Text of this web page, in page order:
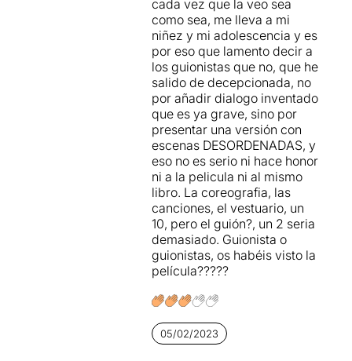
son merecedoras de todos
los aplausos de la platea.
Una de las escenas más
memorables es la del baile
del instituto, que hace
disfrutar lo más al público.
Aunque con algunos altos y
bajos, y algunos aspectos
mejorables, es un musical
agradecido de ver, que
hacer pasar un buen rato y
que, sin poderlo evitar, hará
que la banda sonora quede
en la cabeza de las
espectadoras durante días y
días. Solo por eso, ya vale la
pena.
más exitosas de toda la
función. A todo esto, añadir
la música en directo, un
aspecto que podría parecer
imprescindible pero que no
siempre lo es.
Allá donde quizásGrease
encalla algo más es en la
parte interpretativa. Creo
que el conjunto funciona
como tal, apostando por el
tono de parodia que la obra
necesita pero que quizás no
todos los actores y actrices
ofrecen del mismo modo. El
reparto está formado por
intérpretes en general muy
jóvenes, entre los que
destacanQuique Niza
Danny Zuko despierta
simpatía desde el primer
cada vez que la veo sea
como sea, me lleva a mi
niñez y mi adolescencia y es
por eso que lamento decir a
los guionistas que no, que he
salido de decepcionada, no
por añadir dialogo inventado
que es ya grave, sino por
presentar una versión con
escenas DESORDENADAS, y
eso no es serio ni hace honor
ni a la pelicula ni al mismo
libro. La coreografia, las
canciones, el vestuario, un
10, pero el guión?, un 2 seria
demasiado. Guionista o
guionistas, os habéis visto la
película?????
05/02/2023